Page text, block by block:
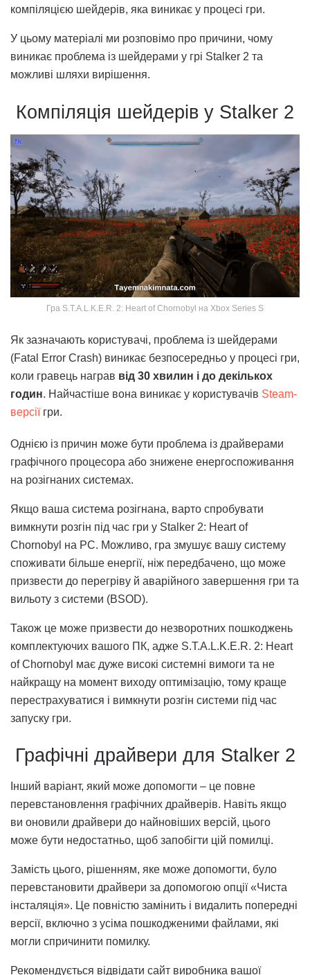
компіляцією шейдерів, яка виникає у процесі гри.
У цьому матеріалі ми розповімо про причини, чому
виникає проблема із шейдерами у грі Stalker 2 та
можливі шляхи вирішення.
Компіляція шейдерів у Stalker 2
Гра S.T.A.L.K.E.R. 2: Heart of Chornobyl на Xbox Series S
Як зазначають користувачі, проблема із шейдерами
(Fatal Error Crash) виникає безпосередньо у процесі гри,
коли гравець награв від 30 хвилин і до декількох
годин. Найчастіше вона виникає у користувачів Steam-
версіїгри.
Однією із причин може бути проблема із драйверами
графічного процесора або знижене енергоспоживання
на розігнаних системах.
Якщо ваша система розігнана, варто спробувати
вимкнути розгін під час гри у Stalker 2: Heart of
Chornobyl на PC. Можливо, гра змушує вашу систему
споживати більше енергії, ніж передбачено, що може
призвести до перегріву й аварійного завершення гри та
вильоту з системи (BSOD).
Також це може призвести до незворотних пошкоджень
комплектуючих вашого ПК, адже S.T.A.L.K.E.R. 2: Heart
of Chornobyl має дуже високі системні вимоги та не
найкращу на момент виходу оптимізацію, тому краще
перестрахуватися і вимкнути розгін системи під час
запуску гри.
Графічні драйвери для Stalker 2
Інший варіант, який може допомогти – це повне
перевстановлення графічних драйверів. Навіть якщо
ви оновили драйвери до найновіших версій, цього
може бути недостатньо, щоб запобігти цій помилці.
Замість цього, рішенням, яке може допомогти, було
перевстановити драйвери за допомогою опції «Чиста
інсталяція». Це повністю замінить і видалить попередні
версії, включно з усіма пошкодженими файлами, які
могли спричинити помилку.
Рекомендується відвідати сайт виробника вашої